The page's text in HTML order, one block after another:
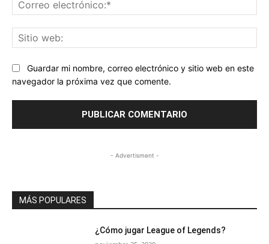
Guardar mi nombre, correo electrónico y sitio web en este
navegador la próxima vez que comente.
- Advertisment -
MÁS POPULARES
¿Cómo jugar League of Legends?